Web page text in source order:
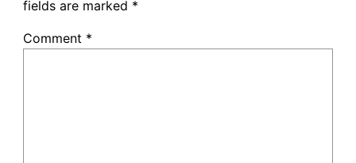
fields are marked *
Comment *